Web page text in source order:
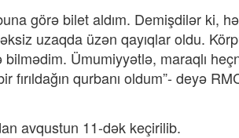
görə bilet aldım. Demişdilər ki,
uzaqda üzən qayıqlar oldu.
Ümumiyyətlə, maraqlı
qurbanı oldum”- deyə
avqustun 11-dək keçirilib.